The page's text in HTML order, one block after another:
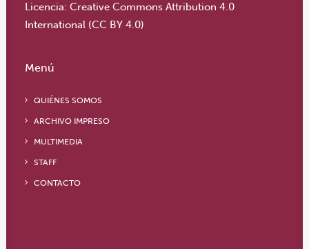
Licencia: Creative Commons Attribution 4.0
International (CC BY 4.0)
Menú
QUIÉNES SOMOS
ARCHIVO IMPRESO
MULTIMEDIA
STAFF
CONTACTO